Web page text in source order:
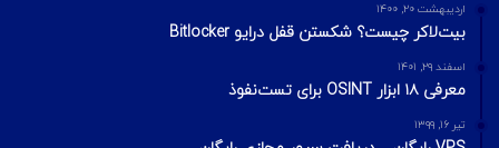
اردیبهشت ۲۰, ۱۴۰۰
بیت‌لاکر چیست؟ شکستن قفل درایو Bitlocker
اسفند ۲۹, ۱۴۰۱
معرفی ۱۸ ابزار OSINT برای تست‌نفوذ
تیر ۱۶, ۱۳۹۹